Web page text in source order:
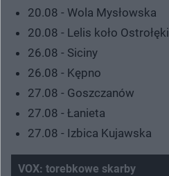
20.08 - Wola Mysłowska
20.08 - Lelis koło Ostrołęki
26.08 - Siciny
26.08 - Kępno
27.08 - Goszczanów
27.08 - Łanieta
27.08 - Izbica Kujawska
VOX: torebkowe skarby